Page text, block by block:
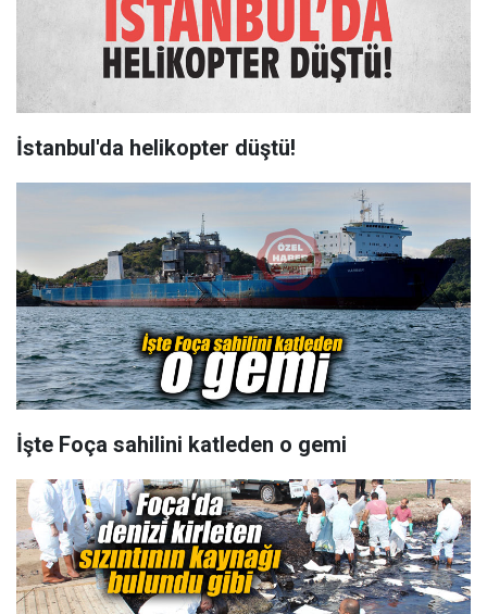
İstanbul'da helikopter düştü!
İşte Foça sahilini katleden o gemi